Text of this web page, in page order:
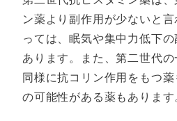
ン薬より副作用が少ないと
っては、眠気や集中力低下
あります。また、第二世代
同様に抗コリン作用をもつ
の可能性がある薬もあります